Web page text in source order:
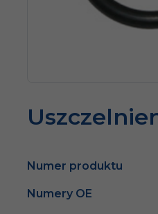
Numer produktu
Numery OE